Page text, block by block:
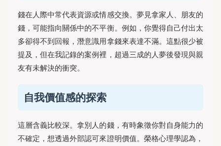
錢在人際中常代表資源或情感交換。夢見拿家人、朋友的
錢，可能指向關係中的不平衡。例如，你覺得自己付出太
多卻得不到回報，潛意識用拿錢來表達不滿。這點很少被
提及，但在我記錄的案例裡，超過三成的人夢後發現與親
友有未解決的衝突。
自我價值感的探索
這層含義比較深。拿別人的錢，有時象徵你對自身能力的
不確定，想透過外部認可來證明價值。榮格心理學認為，